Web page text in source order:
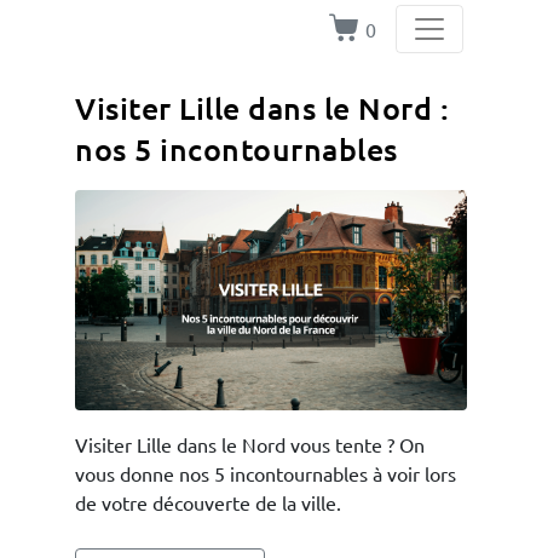
0
Visiter Lille dans le Nord :
nos 5 incontournables
Visiter Lille dans le Nord vous tente ? On
vous donne nos 5 incontournables à voir lors
de votre découverte de la ville.